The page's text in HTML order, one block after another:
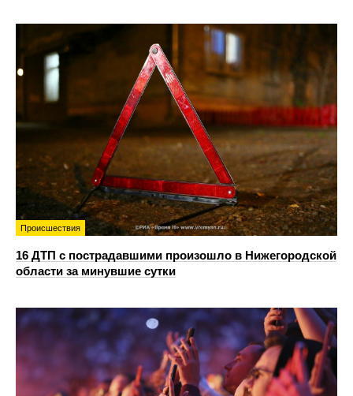
Происшествия
16 ДТП с пострадавшими произошло в Нижегородской
области за минувшие сутки